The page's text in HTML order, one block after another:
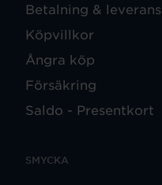
Betalning & leverans
Köpvillkor
Ångra köp
Försäkring
Saldo - Presentkort
SMYCKA